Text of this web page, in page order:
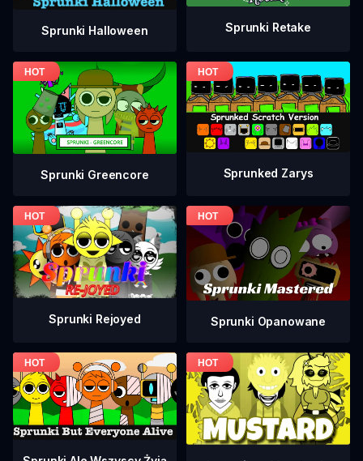
Sprunki Halloween Sprunki Retake
Sprunki Greencore Sprunked Zarys
Sprunki Rejoyed Sprunki Opanowane